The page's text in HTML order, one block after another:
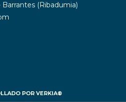
Barrantes (Ribadumia)
POR VERKIA®